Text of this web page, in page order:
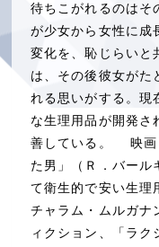
待ちこがれるのはそ
が少女から女性に成
変化を、恥じらいと
は、その後彼女がた
れる思いがする。現
な生理用品が開発さ
善している。 映画
た男」（Ｒ．バール
て衛生的で安い生理
チャラム・ムルガナ
ィクション、「ラ